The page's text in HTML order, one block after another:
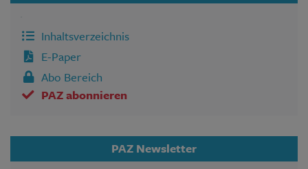
Inhaltsverzeichnis
E-Paper
Abo Bereich
PAZ abonnieren
PAZ Newsletter